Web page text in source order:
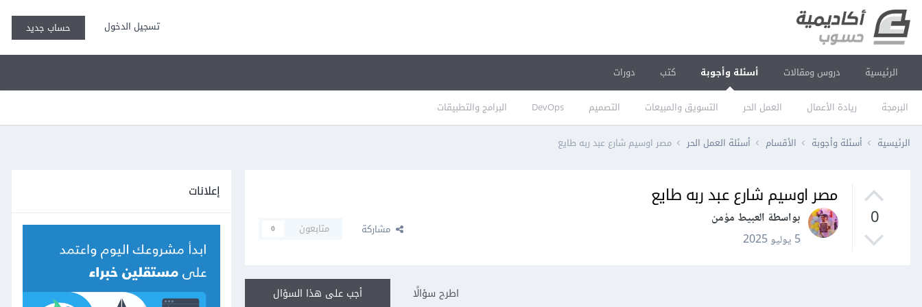
تسجيل الدخول حساب جديد
الرئيسية دروس ومقالات أسئلة وأجوبة
البرمجة ريادة الأعمال العمل الحر التسويق والمبيعات التصميم DevOps البرامج والتطبيقات
كتب دورات
الرئيسية أسئلة وأجوبة الأقسام أسئلة العمل الحر مصر اوسيم شارع عبد ربه طايع
0
مصر اوسيم شارع عبد ربه طايع
بواسطة العبيط مؤمن
5 يوليو 2025
مشاركة متابعون 0
أجب على هذا السؤال اطرح سؤالًا
إعلانات